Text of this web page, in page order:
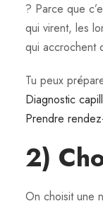
? Parce que
qui virent, les
qui accrochent
Tu peux
Diagnostic
Prendre
2)
On choisit une